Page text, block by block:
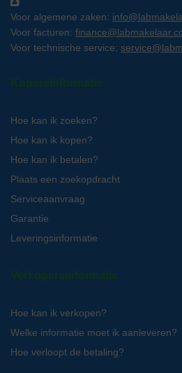
Voor algemene zaken:
Voor facturen:
Voor technische service:
Kopersinformatie
Hoe kan ik zoeken?
Hoe kan ik kopen?
Hoe kan ik betalen?
Plaats een zoekopdracht
Serviceaanvraag
Garantie
Leveringsinformatie
Verkopersinformatie
Hoe kan ik verkopen?
Welke informatie moet ik aanleveren?
Hoe verloopt de betaling?